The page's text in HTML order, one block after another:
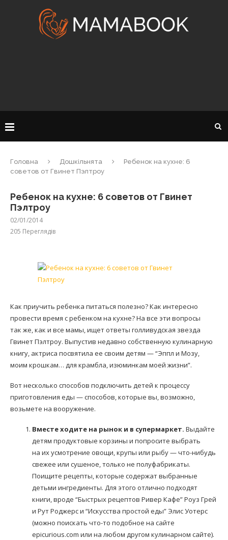
Головна Дошкільнята
Ребенок на кухне: 6
советов от Гвинет Пэлтроу
Ребенок на кухне: 6 советов от Гвинет
Пэлтроу
02/01/2014
205 Переглядів
Как приучить ребенка питаться полезно? Как интересно
провести время с ребенком на кухне? На все эти вопросы
так же, как и все мамы, ищет ответы голливудская звезда
Гвинет Пэлтроу. Выпустив недавно собственную кулинарную
книгу, актриса посвятила ее своим детям — “Эппл и Мозу,
моим крошкам… для крамбла, изюминкам моей жизни”.
Вот несколько способов подключить детей к процессу
приготовления еды — способов, которые вы, возможно,
возьмете на вооружение.
Вместе ходите на рынок и в супермаркет. Выдайте
детям продуктовые корзины и попросите выбрать
на их усмотрение овощи, крупы или рыбу — что-нибудь
свежее или сушеное, только не полуфабрикаты.
Поищите рецепты, которые содержат выбранные
детьми ингредиенты. Для этого отлично подходят
книги, вроде “Быстрых рецептов Ривер Кафе” Роуз Грей
и Рут Роджерс и “Искусства простой еды” Элис Уотерс
(можно поискать что-то подобное на сайте
epicurious.com или на любом другом кулинарном сайте).